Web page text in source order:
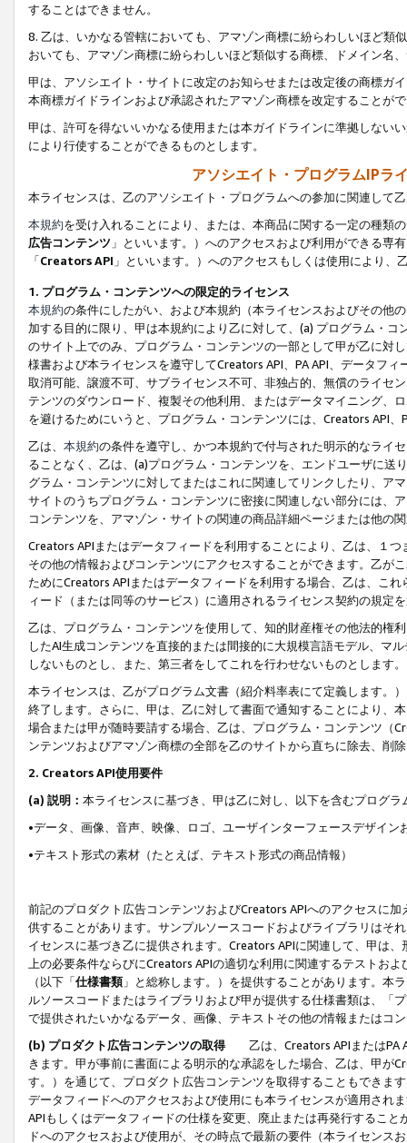
することはできません。
8. 乙は、いかなる管轄においても、アマゾン商標に紛らわしいほど類
おいても、アマゾン商標に紛らわしいほど類似する商標、ドメイン名
甲は、アソシエイト・サイトに改定のお知らせまたは改定後の商標ガ
本商標ガイドラインおよび承認されたアマゾン商標を改定することが
甲は、許可を得ないいかなる使用または本ガイドラインに準拠しない
により行使することができるものとします。
アソシエイト・プログラムIPラ
本ライセンスは、乙のアソシエイト・プログラムへの参加に関連して
本規約を受け入れることにより、または、本商品に関する一定の種類
広告コンテンツ 」といいます。）へのアクセスおよび利用ができる専
「Creators API 」といいます。）へのアクセスもしくは使用により
1. プログラム・コンテンツへの限定的ライセンス
本規約の条件にしたがい、および本規約（本ライセンスおよびその他
加する目的に限り、甲は本規約により乙に対して、(a) プログラム・
のサイト上でのみ、プログラム・コンテンツの一部として甲が乙に対
様書および本ライセンスを遵守してCreators API、PA API、データフ
取消可能、譲渡不可、サブライセンス不可、非独占的、無償のライセ
テンツのダウンロード、複製その他利用、またはデータマイニング、
を避けるためにいうと、プログラム・コンテンツには、Creators API
乙は、 本規約の条件を遵守し、かつ本規約で付与された明示的なライ
ることなく、乙は、(a)プログラム・コンテンツを、エンドユーザに
グラム・コンテンツに対してまたはこれに関連してリンクしたり、ア
サイトのうちプログラム・コンテンツに密接に関連しない部分には、
コンテンツを、アマゾン・サイトの関連の商品詳細ページまたは他の
Creators APIまたはデータフィードを利用することにより、乙は、１
その他の情報およびコンテンツにアクセスすることができます。乙が
ためにCreators APIまたはデータフィードを利用する場合、乙は、こ
ィード（または同等のサービス）に適用されるライセンス契約の規定
乙は、プログラム・コンテンツを使用して、知的財産権その他法的権
したAI生成コンテンツを直接的または間接的に大規模言語モデル、マ
しないものとし、また、第三者をしてこれを行わせないものとします。
本ライセンスは、乙がプログラム文書（紹介料率表にて定義します。
終了します。さらに、甲は、乙に対して書面で通知することにより、
場合または甲が随時要請する場合、乙は、プログラム・コンテンツ（
ンテンツおよびアマゾン商標の全部を乙のサイトから直ちに除去、削
2. Creators API使用要件
(a) 説明： 本ライセンスに基づき、甲は乙に対し、以下を含むプログ
•データ、画像、音声、映像、ロゴ、ユーザインターフェースデザイ
•テキスト形式の素材（たとえば、テキスト形式の商品情報）
前記のプロダクト広告コンテンツおよびCreators APIへのアクセスに
供することがあります。サンプルソースコードおよびライブラリはそ
イセンスに基づき乙に提供されます。Creators APIに関連して、甲は
上の必要条件ならびにCreators APIの適切な利用に関連するテストお
（以下「仕様書類」と総称します。）を提供することがあります。本
ルソースコードまたはライブラリおよび甲が提供する仕様書類は、「
で提供されたいかなるデータ、画像、テキストその他の情報またはコ
(b) プロダクト広告コンテンツの取得
乙は、Creators APIまたはPA
きます。甲が事前に書面による明示的な承認をした場合、乙は、甲が
す。）を通じて、プロダクト広告コンテンツを取得することもできま
データフィードへのアクセスおよび使用にも本ライセンスが適用され
APIもしくはデータフィードの仕様を変更、廃止または再発行するこ
ドへのアクセスおよび使用が、その時点で最新の要件（本ライセン